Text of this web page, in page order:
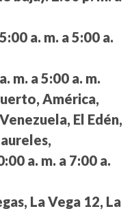
5:00 a. m. a 5:00 a.
m. a 5:00 a. m.
América,
El Edén,
a. m. a 7:00 a.
La Vega 12, La